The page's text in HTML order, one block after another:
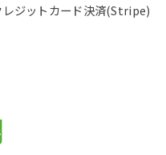
ジットカード決済(Stripe)